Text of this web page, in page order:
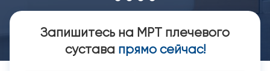
Запишитесь на МРТ плечевого
сустава прямо сейчас!